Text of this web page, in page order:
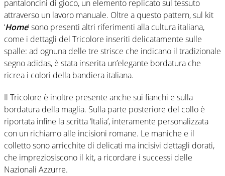
pantaloncini di gioco, un elemento replicato sul tessuto
attraverso un lavoro manuale. Oltre a questo pattern, sul kit
‘Home’ sono presenti altri riferimenti alla cultura italiana,
come i dettagli del Tricolore inseriti delicatamente sulle
spalle: ad ognuna delle tre strisce che indicano il tradizionale
segno adidas, è stata inserita un’elegante bordatura che
ricrea i colori della bandiera italiana.
Il Tricolore è inoltre presente anche sui fianchi e sulla
bordatura della maglia. Sulla parte posteriore del collo è
riportata infine la scritta ‘Italia’, interamente personalizzata
con un richiamo alle incisioni romane. Le maniche e il
colletto sono arricchite di delicati ma incisivi dettagli dorati,
che impreziosiscono il kit, a ricordare i successi delle
Nazionali Azzurre.